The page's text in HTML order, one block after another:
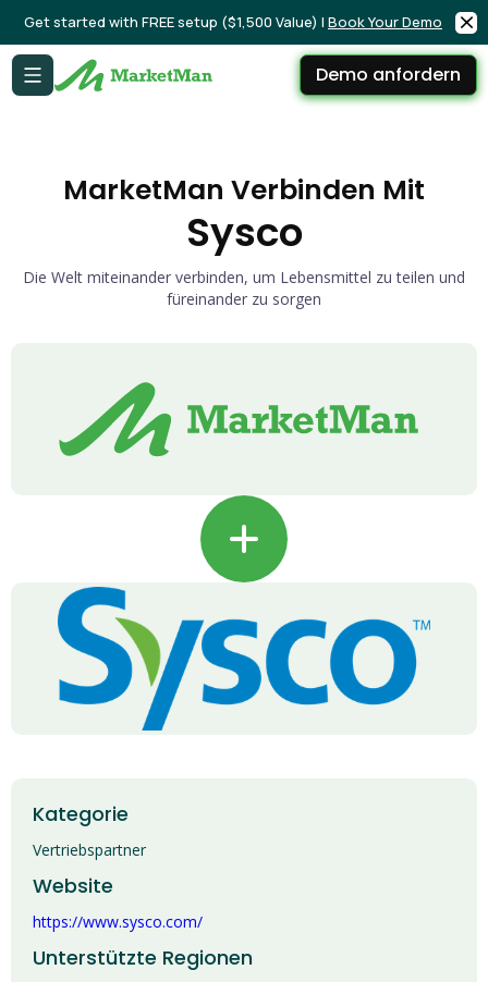
Get started with FREE setup ($1,500 Value) | Book Your Demo
Demo anfordern
MarketMan Verbinden Mit
Sysco
Die Welt miteinander verbinden, um Lebensmittel zu teilen und
füreinander zu sorgen
+
Kategorie
Vertriebspartner
Website
https://www.sysco.com/
Unterstützte Regionen